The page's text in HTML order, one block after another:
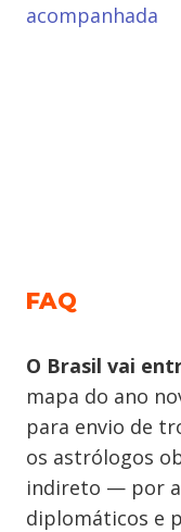
acompanhada
FAQ
O Brasil vai
mapa do ano
para envio de
os astrólogos
indireto — por
diplomáticos e